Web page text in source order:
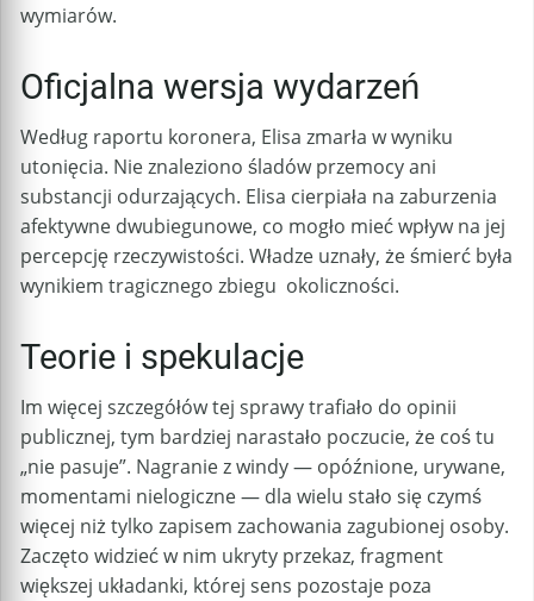
wymiarów.
Oficjalna wersja wydarzeń
Według raportu koronera, Elisa zmarła w wyniku
utonięcia. Nie znaleziono śladów przemocy ani
substancji odurzających. Elisa cierpiała na zaburzenia
afektywne dwubiegunowe, co mogło mieć wpływ na jej
percepcję rzeczywistości. Władze uznały, że śmierć była
wynikiem tragicznego zbiegu okoliczności.
Teorie i spekulacje
Im więcej szczegółów tej sprawy trafiało do opinii
publicznej, tym bardziej narastało poczucie, że coś tu
„nie pasuje”. Nagranie z windy — opóźnione, urywane,
momentami nielogiczne — dla wielu stało się czymś
więcej niż tylko zapisem zachowania zagubionej osoby.
Zaczęto widzieć w nim ukryty przekaz, fragment
większej układanki, której sens pozostaje poza